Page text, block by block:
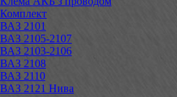
Комплект
ВАЗ 2101
ВАЗ 2105-2107
ВАЗ 2103-2106
ВАЗ 2108
ВАЗ 2110
ВАЗ 2121 Нива